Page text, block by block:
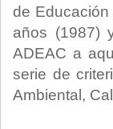
de
años (1987)
ADEAC a
serie de
Ambiental,